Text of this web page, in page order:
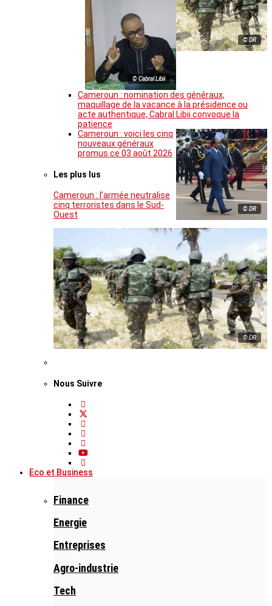
© DR
© Cabral Libii
Cameroun : nomination des généraux,
maquillage de la vacance à la présidence ou
acte authentique, Cabral Libii convoque la
patience
© DR
Cameroun : voici les cinq
nouveaux généraux
promus ce 03 août 2026
Les plus lus
Cameroun : l’armée neutralise
cinq terroristes dans le Sud-
Ouest
© DR
Nous Suivre
Eco et Business
Finance
Energie
Entreprises
Agro-industrie
Tech